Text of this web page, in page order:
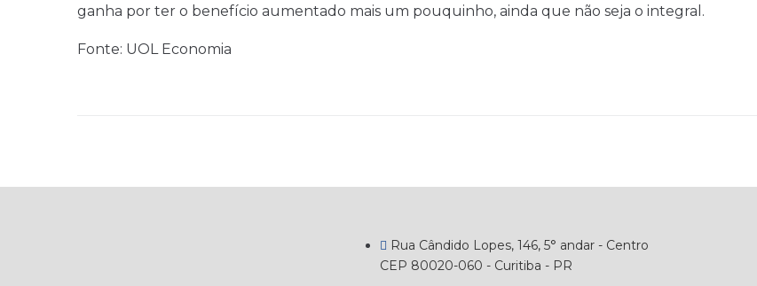
ganha por ter o benefício aumentado mais um pouquinho, ainda que não seja o integral.
Fonte: UOL Economia
Rua Cândido Lopes, 146, 5° andar - Centro
CEP 80020-060 - Curitiba - PR